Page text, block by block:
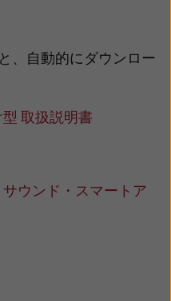
、自動的にダウンロー
取扱説明書
ウンド・スマートア